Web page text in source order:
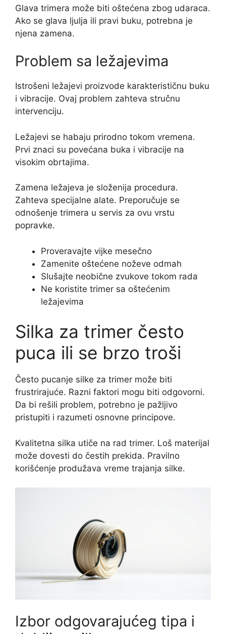
Glava trimera može biti oštećena zbog udaraca.
Ako se glava ljulja ili pravi buku, potrebna je
njena zamena.
Problem sa ležajevima
Istrošeni ležajevi proizvode karakterističnu buku
i vibracije. Ovaj problem zahteva stručnu
intervenciju.
Ležajevi se habaju prirodno tokom vremena.
Prvi znaci su povećana buka i vibracije na
visokim obrtajima.
Zamena ležajeva je složenija procedura.
Zahteva specijalne alate. Preporučuje se
odnošenje trimera u servis za ovu vrstu
popravke.
Proveravajte vijke mesečno
Zamenite oštećene noževe odmah
Slušajte neobične zvukove tokom rada
Ne koristite trimer sa oštećenim
ležajevima
Silka za trimer često
puca ili se brzo troši
Često pucanje silke za trimer može biti
frustrirajuće. Razni faktori mogu biti odgovorni.
Da bi rešili problem, potrebno je pažljivo
pristupiti i razumeti osnovne principove.
Kvalitetna silka utiče na rad trimer. Loš materijal
može dovesti do čestih prekida. Pravilno
korišćenje produžava vreme trajanja silke.
Izbor odgovarajućeg tipa i